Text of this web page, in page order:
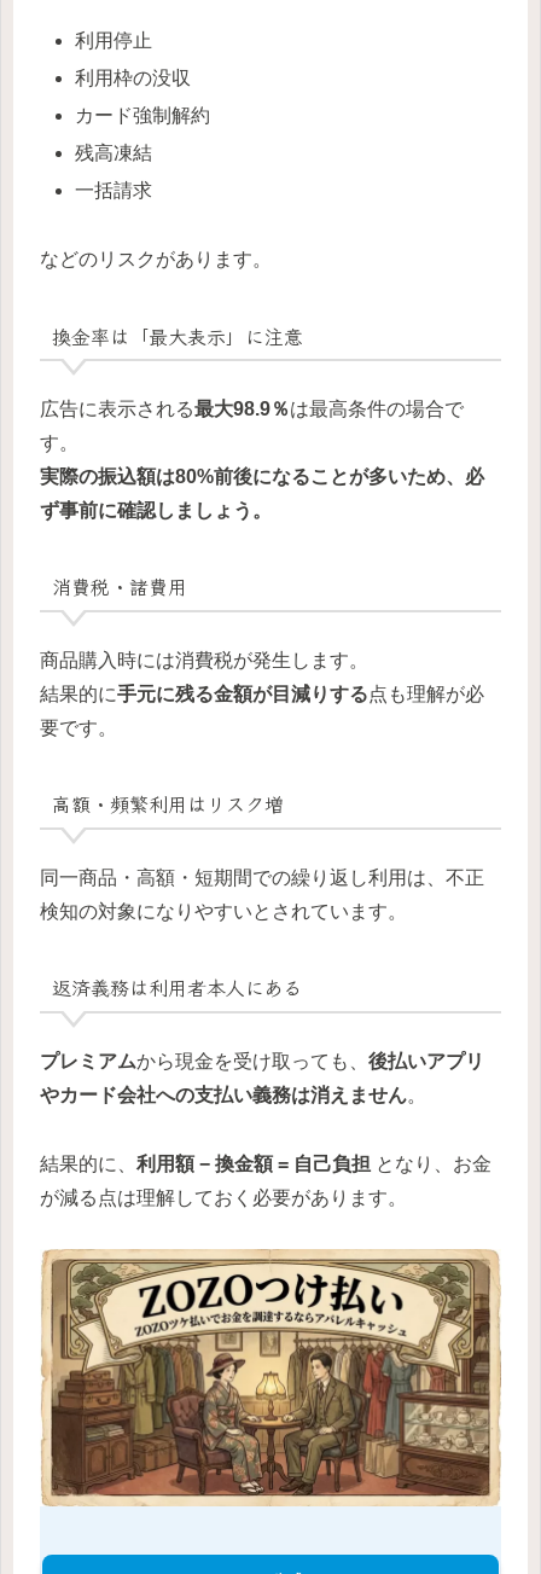
利用停止
利用枠の没収
カード強制解約
残高凍結
一括請求
などのリスクがあります。
換金率は「最大表示」に注意
広告に表示される最大98.9％は最高条件の場合で
す。
実際の振込額は80%前後になることが多いため、必
ず事前に確認しましょう。
消費税・諸費用
商品購入時には消費税が発生します。
結果的に手元に残る金額が目減りする点も理解が必
要です。
高額・頻繁利用はリスク増
同一商品・高額・短期間での繰り返し利用は、不正
検知の対象になりやすいとされています。
返済義務は利用者本人にある
プレミアムから現金を受け取っても、 後払いアプリ
やカード会社への支払い義務は消えません。
結果的に、 利用額 − 換金額 = 自己負担 となり、お金
が減る点は理解しておく必要があります。